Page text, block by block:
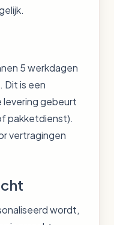
5 werkdagen
Dit is een
levering gebeurt
pakketdienst).
vertragingen
wordt,